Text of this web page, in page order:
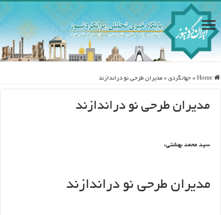
Home
» جهانگردی » مدیران طرحی نو دراندازند
مدیران طرحی نو دراندازند
سید محمد بهشتی:
مدیران طرحی نو دراندازند